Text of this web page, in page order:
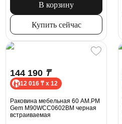
В корзину
Купить сейчас
144 190 ₸
12 016 ₸ x 12
Раковина мебельная 60 AM.PM
Gem M90WCC0602BM черная
встраиваемая